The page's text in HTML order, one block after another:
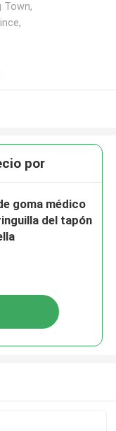
Town,
por
goma médico
del tapón